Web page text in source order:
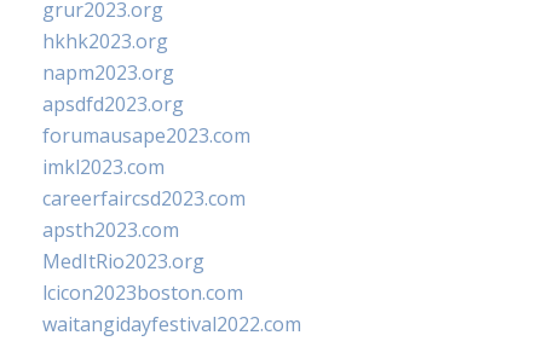
grur2023.org
hkhk2023.org
napm2023.org
apsdfd2023.org
forumausape2023.com
imkl2023.com
careerfaircsd2023.com
apsth2023.com
MedItRio2023.org
lcicon2023boston.com
waitangidayfestival2022.com